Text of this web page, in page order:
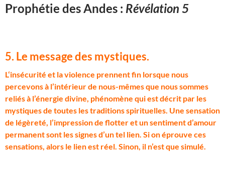
Prophétie des Andes : Révélation 5
5. Le message des mystiques.
L‘insécurité et la violence prennent fin lorsque nous
percevons à l’intérieur de nous-mêmes que nous sommes
reliés à l’énergie divine, phénomène qui est décrit par les
mystiques de toutes les traditions spirituelles. Une sensation
de légèreté, l’impression de flotter et un sentiment d’amour
permanent sont les signes d’un tel lien. Si on éprouve ces
sensations, alors le lien est réel. Sinon, il n’est que simulé.